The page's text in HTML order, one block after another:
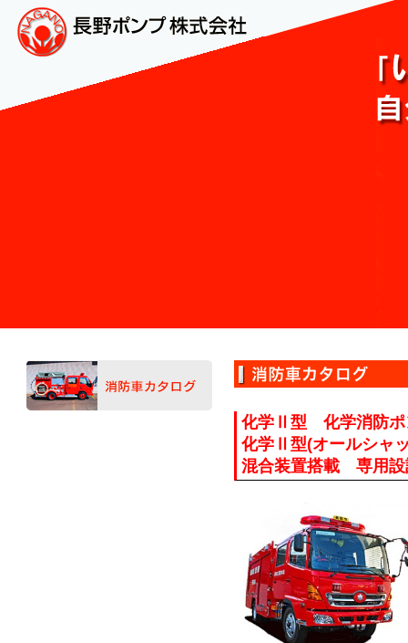
化学Ⅱ型 化学消防ポ
化学Ⅱ型(オールシャ
混合装置搭載 専用設